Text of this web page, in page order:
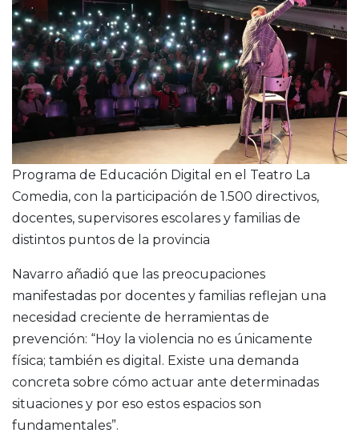
Programa de Educación Digital en el Teatro La
Comedia, con la participación de 1.500 directivos,
docentes, supervisores escolares y familias de
distintos puntos de la provincia
Navarro añadió que las preocupaciones
manifestadas por docentes y familias reflejan una
necesidad creciente de herramientas de
prevención: “Hoy la violencia no es únicamente
física; también es digital. Existe una demanda
concreta sobre cómo actuar ante determinadas
situaciones y por eso estos espacios son
fundamentales”.